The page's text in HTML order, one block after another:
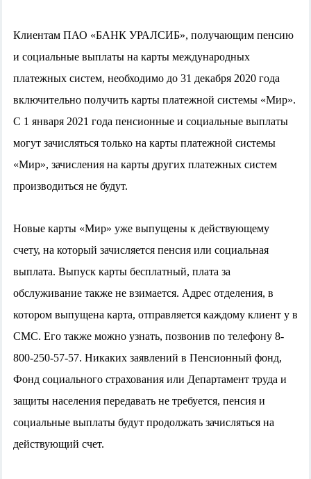
Клиентам ПАО «БАНК УРАЛСИБ», получающим пенсию
и социальные выплаты на карты международных
платежных систем, необходимо до 31 декабря 2020 года
включительно получить карты платежной системы «Мир».
С 1 января 2021 года пенсионные и социальные выплаты
могут зачисляться только на карты платежной системы
«Мир», зачисления на карты других платежных систем
производиться не будут.
Новые карты «Мир» уже выпущены к действующему
счету, на который зачисляется пенсия или социальная
выплата. Выпуск карты бесплатный, плата за
обслуживание также не взимается. Адрес отделения, в
котором выпущена карта, отправляется каждому клиент у в
СМС. Его также можно узнать, позвонив по телефону 8-
800-250-57-57. Никаких заявлений в Пенсионный фонд,
Фонд социального страхования или Департамент труда и
защиты населения передавать не требуется, пенсия и
социальные выплаты будут продолжать зачисляться на
действующий счет.